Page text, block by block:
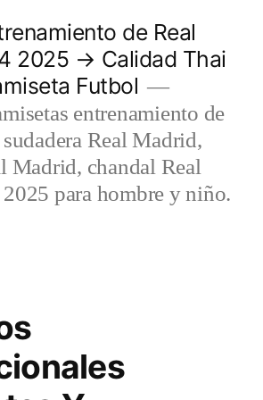
de Real
2025 → Calidad Thai
Futbol
entrenamiento de
Real Madrid,
Madrid, chandal Real
para hombre y niño.